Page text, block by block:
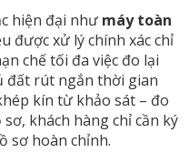
hiện đại như máy toàn
được xử lý chính xác chỉ
chế tối đa việc đo lại
đất rút ngắn thời gian
kín từ khảo sát – đo
khách hàng chỉ cần ký
sơ hoàn chỉnh.